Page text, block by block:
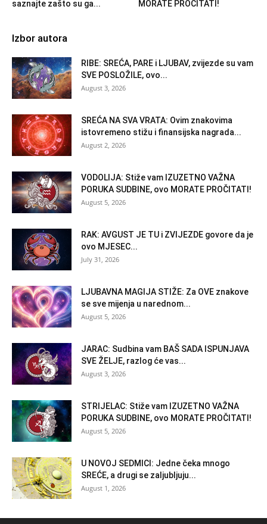
saznajte zašto su ga...
MORATE PROČITATI!
Izbor autora
RIBE: SREĆA, PARE i LJUBAV, zvijezde su vam
SVE POSLOŽILE, ovo...
August 3, 2026
SREĆA NA SVA VRATA: Ovim znakovima
istovremeno stižu i finansijska nagrada...
August 2, 2026
VODOLIJA: Stiže vam IZUZETNO VAŽNA
PORUKA SUDBINE, ovo MORATE PROČITATI!
August 5, 2026
RAK: AVGUST JE TU i ZVIJEZDE govore da je
ovo MJESEC...
July 31, 2026
LJUBAVNA MAGIJA STIŽE: Za OVE znakove
se sve mijenja u narednom...
August 5, 2026
JARAC: Sudbina vam BAŠ SADA ISPUNJAVA
SVE ŽELJE, razlog će vas...
August 3, 2026
STRIJELAC: Stiže vam IZUZETNO VAŽNA
PORUKA SUDBINE, ovo MORATE PROČITATI!
August 5, 2026
U NOVOJ SEDMICI: Jedne čeka mnogo
SREĆE, a drugi se zaljubljuju...
August 1, 2026